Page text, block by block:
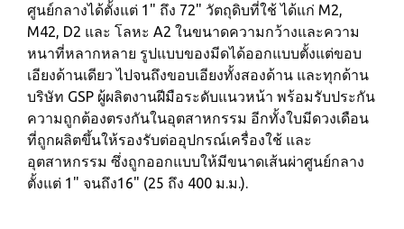
ศูนย์กลางได้ตั้งแต่ 1" ถึง 72" วัตถุดิบที่ใช้ ได้แก่ M2,
M42, D2 และ โลหะ A2 ในขนาดความกว้างและความ
หนาที่หลากหลาย รูปแบบของมีดได้ออกแบบตั้งแต่ขอบ
เอียงด้านเดียว ไปจนถึงขอบเอียงทั้งสองด้าน และทุกด้าน
บริษัท GSP ผู้ผลิตงานฝีมือระดับแนวหน้า พร้อมรับประกัน
ความถูกต้องตรงกันในอุตสาหกรรม อีกทั้งใบมีดวงเดือน
ที่ถูกผลิตขึ้นให้รองรับต่ออุปกรณ์เครื่องใช้ และ
อุตสาหกรรม ซึ่งถูกออกแบบให้มีขนาดเส้นผ่าศูนย์กลาง
ตั้งแต่ 1" จนถึง16" (25 ถึง 400 ม.ม.).